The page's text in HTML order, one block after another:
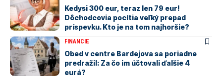
Kedysi 300 eur, teraz len 79 eur!
Dôchodcovia pocítia veľký prepad
príspevku. Kto je na tom najhoršie?
FINANCIE
Obed v centre Bardejova sa poriadne
predražil: Za čo im účtovali ďalšie 4
eurá?